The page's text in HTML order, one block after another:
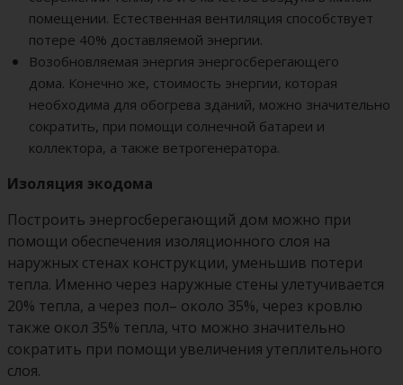
помещении. Естественная вентиляция способствует
потере 40% доставляемой энергии.
Возобновляемая энергия энергосберегающего
дома. Конечно же, стоимость энергии, которая
необходима для обогрева зданий, можно значительно
сократить, при помощи солнечной батареи и
коллектора, а также ветрогенератора.
Изоляция экодома
Построить энергосберегающий дом можно при
помощи обеспечения изоляционного слоя на
наружных стенах конструкции, уменьшив потери
тепла. Именно через наружные стены улетучивается
20% тепла, а через пол– около 35%, через кровлю
также окол 35% тепла, что можно значительно
сократить при помощи увеличения утеплительного
слоя.